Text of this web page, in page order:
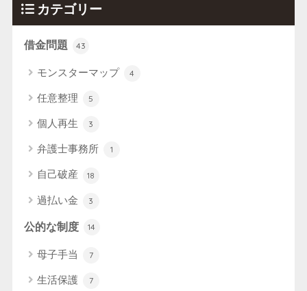
カテゴリー
借金問題 43
モンスターマップ 4
任意整理 5
個人再生 3
弁護士事務所 1
自己破産 18
過払い金 3
公的な制度 14
母子手当 7
生活保護 7